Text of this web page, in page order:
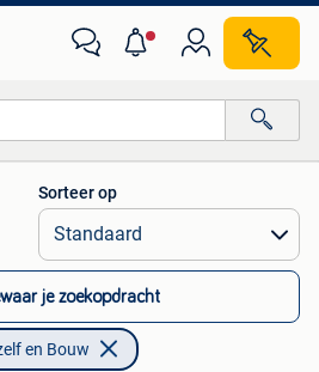
afstanden…
Sorteer op
je zoekopdracht
en Bouw